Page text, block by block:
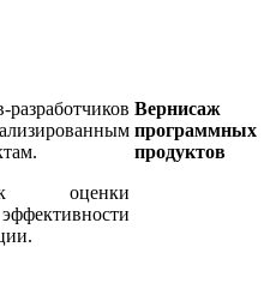
оценки
Вернисаж
программных
продуктов